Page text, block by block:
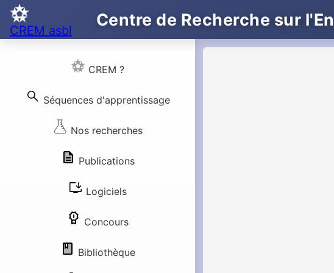
CREM asbl
Centre de Recherche sur
CREM ?
search Séquences d'apprentissage
Nos recherches
Publications
install_desktop Logiciels
Concours
Bibliothèque